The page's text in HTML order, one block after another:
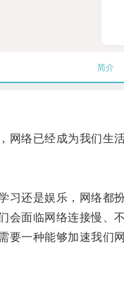
简介
络已经成为我们生活
还是娱乐，网络都扮
面临网络连接慢、不
一种能够加速我们网